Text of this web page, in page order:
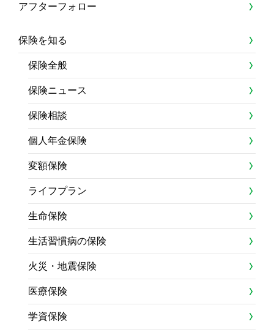
アフターフォロー
保険を知る
保険全般
保険ニュース
保険相談
個人年金保険
変額保険
ライフプラン
生命保険
生活習慣病の保険
火災・地震保険
医療保険
学資保険